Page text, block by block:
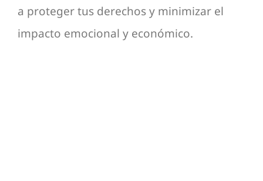
a proteger tus derechos y minimizar el
impacto emocional y económico.